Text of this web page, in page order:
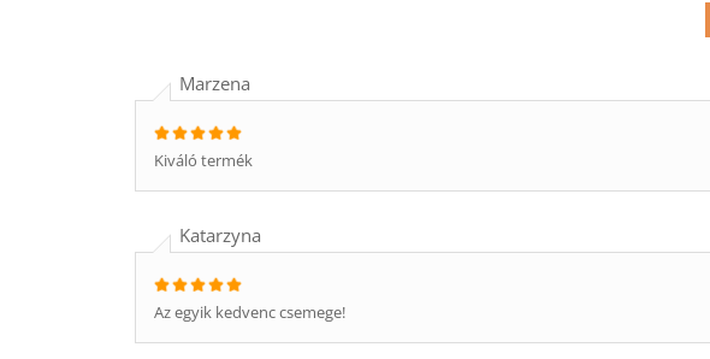
Marzena
Kiváló termék
Katarzyna
Az egyik kedvenc csemege!